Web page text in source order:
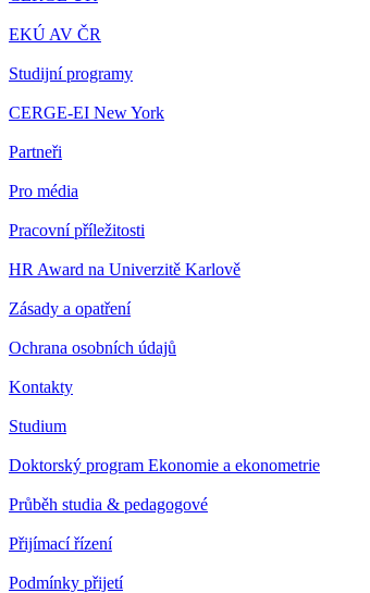
EKÚ AV ČR
Studijní programy
CERGE-EI New York
Partneři
Pro média
Pracovní příležitosti
HR Award na Univerzitě Karlově
Zásady a opatření
Ochrana osobních údajů
Kontakty
Studium
Doktorský program Ekonomie a ekonometrie
Průběh studia & pedagogové
Přijímací řízení
Podmínky přijetí